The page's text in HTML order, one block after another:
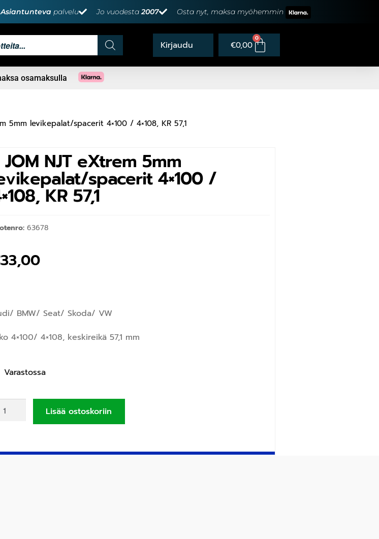
Asiantunteva palvelu Jo vuodesta2007 Osta nyt, maksa myöhemmin
€0,00
0
osamaksulla
5mm levikepalat/spacerit 4×100 / 4×108, KR 57,1
JOM NJT eXtrem 5mm
spacerit 4×100 /
KR 57,1
63678
33,00
BMW/ Seat/ Skoda/ VW
4×100/ 4×108, keskireikä 57,1 mm
Varastossa
Lisää ostoskoriin